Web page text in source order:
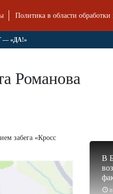
Политика в области
— «ДА!»
Романова
забега «Кросс
В